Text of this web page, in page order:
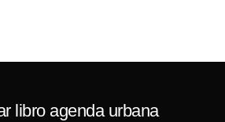
libro agenda urbana